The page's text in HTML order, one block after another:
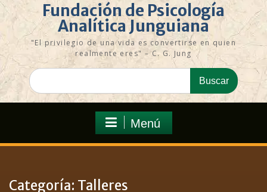
Fundación de Psicología
Analítica Junguiana
"El privilegio de una vida es convertirse en quien
realmente eres" – C. G. Jung
Menú
Categoría: Talleres